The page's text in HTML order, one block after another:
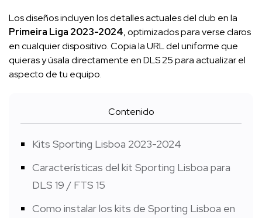
Los diseños incluyen los detalles actuales del club en la
Primeira Liga 2023-2024, optimizados para verse claros
en cualquier dispositivo. Copia la URL del uniforme que
quieras y úsala directamente en DLS 25 para actualizar el
aspecto de tu equipo.
Contenido
Kits Sporting Lisboa 2023-2024
Características del kit Sporting Lisboa para
DLS 19 / FTS 15
Como instalar los kits de Sporting Lisboa en